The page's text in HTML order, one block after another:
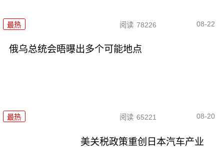
最热 阅读 78226 08-22
俄乌总统会晤曝出多个可能地点
最热 阅读 65221 08-20
美关税政策重创日本汽车产业